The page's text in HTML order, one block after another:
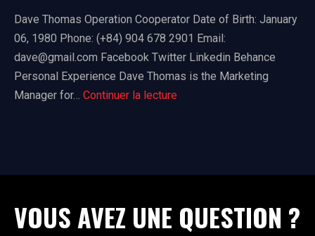
Dave Thomas Operation Cooperator Date of Birth: January
06, 1980 Phone: (+84) 904 678 2901 Email:
dave@gmail.com Facebook Twitter Linkedin Behance
Personal Experience​ Dave Thomas is the Marketing
Manager for… Continuer la lectureDave
VOUS AVEZ UNE QUESTION ?